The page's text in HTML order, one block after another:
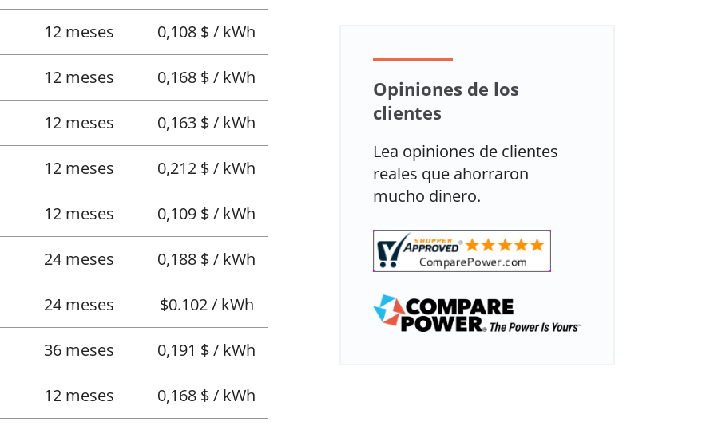
12 meses 0,108 $ / kWh
12 meses 0,168 $ / kWh
12 meses 0,163 $ / kWh
12 meses 0,212 $ / kWh
12 meses 0,109 $ / kWh
24 meses 0,188 $ / kWh
24 meses $0.102 / kWh
36 meses 0,191 $ / kWh
12 meses 0,168 $ / kWh
Opiniones de los
clientes
Lea opiniones de clientes
reales que ahorraron
mucho dinero.